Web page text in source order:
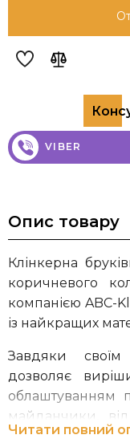
VIBER
Опис товару
Клінкерна
коричневого
компанією ABC-
із найкращих
Завдяки своїм
дозволяє
облаштуванням
майданчики,
гаража,
Читати повний